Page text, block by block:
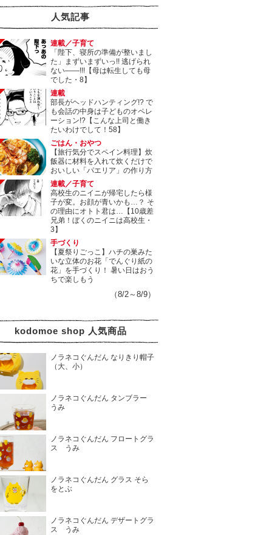
人気記事
連載／子育て
「陛下、寝所の準備が整いまし
た」まずいまずいっ!! 逃げられ
ない――!!!【母は転生しても母
でした・8】
連載
部長がヘッドハンティング!? で
も会話の中身は子どものオペレ
ーション!?【こんな上司と働き
たいわけでして！58】
ごはん・おやつ
【旅行気分でスペイン料理】炊
飯器に材料を入れて炊くだけで
おいしい「パエリア」の作り方
連載／子育て
高校生のニイニが帰宅したら様
子が変。お顔が青いかも…？ そ
の理由にオトト君は…【10歳差
兄弟！ぼくのニイニは高校生・
3】
手づくり
【夏祭りごっこ】ハチの巣みた
いな立体のお花「でんぐり紙の
花」を手づくり！ 暑い日はおう
ちで楽しもう
（8/2～8/9）
kodomoe shop 人気商品
ノラネコぐんだん なりきり帽子
（大、小）
ノラネコぐんだん タンブラー
うみ
ノラネコぐんだん フロートグラ
ス うみ
ノラネコぐんだん グラス そら
をとぶ
ノラネコぐんだん デザートグラ
ス うみ